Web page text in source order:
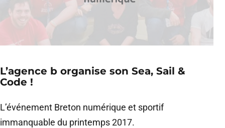
L’agence b organise son Sea, Sail &
Code !
L’événement Breton numérique et sportif
immanquable du printemps 2017.